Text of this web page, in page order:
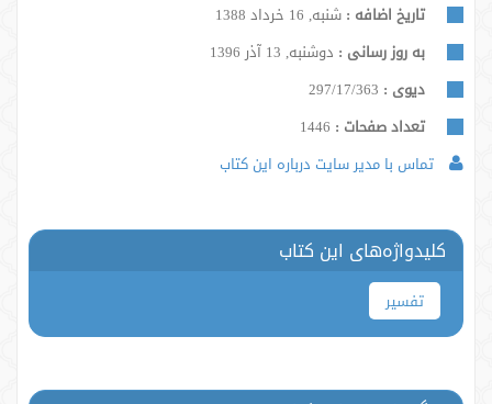
تاریخ اضافه : شنبه, 16 خرداد 1388
به روز رسانی : دوشنبه, 13 آذر 1396
دیوی : 297/17/363
تعداد صفحات :
تماس با مدیر سایت درباره این کتاب
کلیدواژه‌های این کتاب
تفسیر